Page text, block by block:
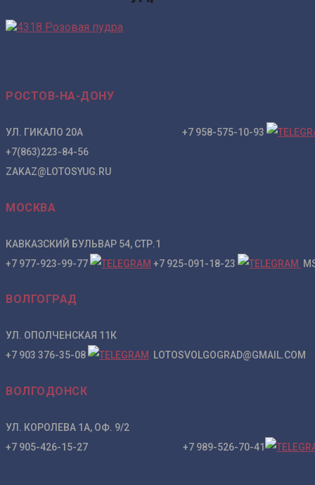
РОСТОВ-НА-ДОНУ
УЛ. ГИКАЛО 20А +7 958-575-10-93
+7(863)223-84-56
ZAKAZ@LOTOSYUG.RU
МОСКВА
КАВКАЗСКИЙ БУЛЬВАР 54, СТР.1
+7 977-923-99-77
+7 925-091-18-23
ВОЛГОГРАД
УЛ. ОПОЛЧЕНСКАЯ 11К
+7 903 376-35-08
LOTOSVOLGOGRAD@GMAIL.COM
ВОЛГОДОНСК
УЛ. КОРОЛЕВА 1А, ОФ. 9/2
+7 905-426-15-27 +7 989-526-70-41